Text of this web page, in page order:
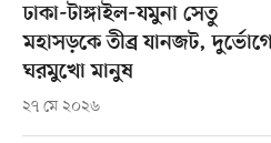
ঢাকা-টাঙ্গাইল-যমুনা সেতু
মহাসড়কে তীব্র যানজট,
ঘরমুখো মানুষ
২৭ মে ২০২৬